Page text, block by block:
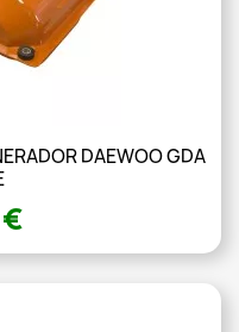
DAEWOO GDA